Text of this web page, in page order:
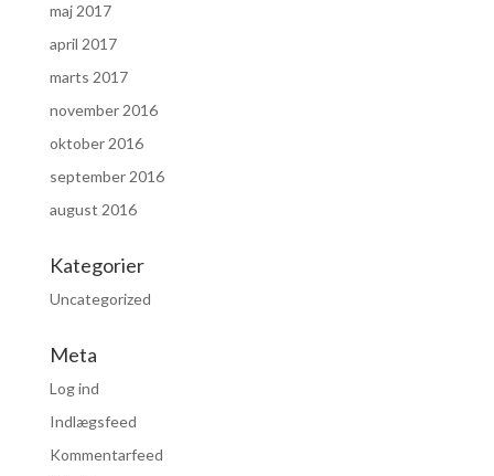
maj 2017
april 2017
marts 2017
november 2016
oktober 2016
september 2016
august 2016
Kategorier
Uncategorized
Meta
Log ind
Indlægsfeed
Kommentarfeed